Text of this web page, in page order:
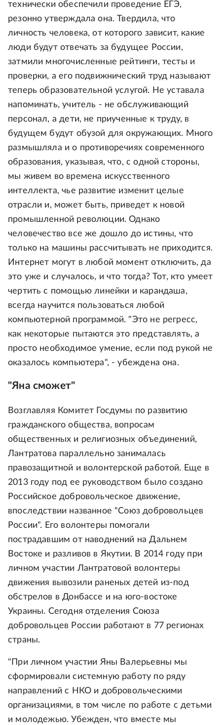
технически обеспечили проведение ЕГЭ,
резонно утверждала она. Твердила, что
личность человека, от которого зависит, какие
люди будут отвечать за будущее России,
затмили многочисленные рейтинги, тесты и
проверки, а его подвижнический труд называют
теперь образовательной услугой. Не уставала
напоминать, учитель - не обслуживающий
персонал, а дети, не приученные к труду, в
будущем будут обузой для окружающих. Много
размышляла и о противоречиях современного
образования, указывая, что, с одной стороны,
мы живем во времена искусственного
интеллекта, чье развитие изменит целые
отрасли и, может быть, приведет к новой
промышленной революции. Однако
человечество все же дошло до истины, что
только на машины рассчитывать не приходится.
Интернет могут в любой момент отключить, да
это уже и случалось, и что тогда? Тот, кто умеет
чертить с помощью линейки и карандаша,
всегда научится пользоваться любой
компьютерной программой. "Это не регресс,
как некоторые пытаются это представлять, а
просто необходимое умение, если под рукой не
оказалось компьютера", - убеждена она.
"Яна сможет"
Возглавляя Комитет Госдумы по развитию
гражданского общества, вопросам
общественных и религиозных объединений,
Лантратова параллельно занималась
правозащитной и волонтерской работой. Еще в
2013 году под ее руководством было создано
Российское добровольческое движение,
впоследствии названное "Союз добровольцев
России". Его волонтеры помогали
пострадавшим от наводнений на Дальнем
Востоке и разливов в Якутии. В 2014 году при
личном участии Лантратовой волонтеры
движения вывозили раненых детей из-под
обстрелов в Донбассе и на юго-востоке
Украины. Сегодня отделения Союза
добровольцев России работают в 77 регионах
страны.
"При личном участии Яны Валерьевны мы
сформировали системную работу по ряду
направлений с НКО и добровольческими
организациями, в том числе по работе с детьми
и молодежью. Убежден, что вместе мы